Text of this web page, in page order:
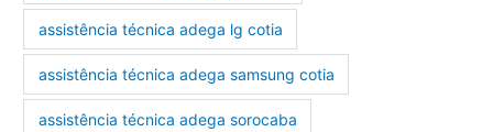
assistência técnica adega lg cotia
assistência técnica adega samsung cotia
assistência técnica adega sorocaba